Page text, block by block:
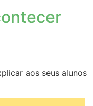
aos seus alunos